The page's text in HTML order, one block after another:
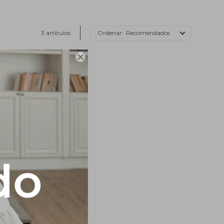

3 artículos Recomendados
Inoxidable
New 5 Lts.
USD 29,0 24